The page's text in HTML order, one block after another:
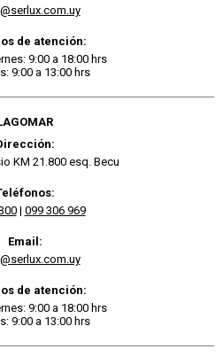
de atención:
9:00 a 18:00 hrs
9:00 a 13:00 hrs
KM 21.800 esq. Becu
| 099 306 969
Email:
de atención:
9:00 a 18:00 hrs
9:00 a 13:00 hrs